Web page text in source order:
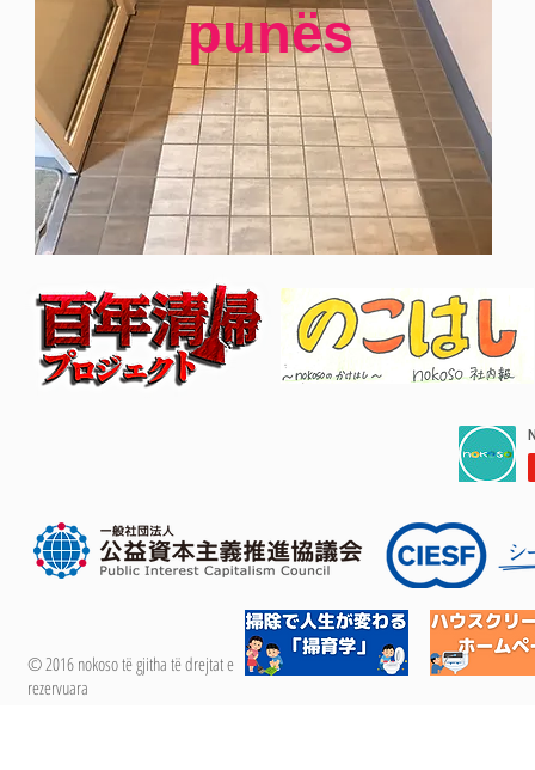
punës
© 2016 nokoso të gjitha të drejtat e
rezervuara